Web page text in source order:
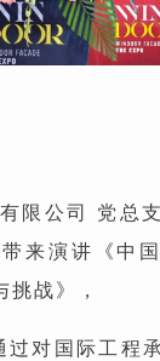
限公司 党总
来演讲《中
挑战》，
过对国际工程